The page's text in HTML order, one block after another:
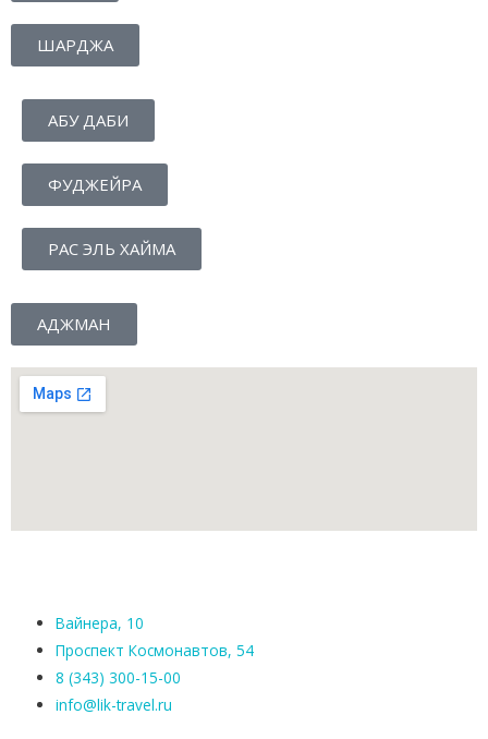
ШАРДЖА
АБУ ДАБИ
ФУДЖЕЙРА
РАС ЭЛЬ ХАЙМА
АДЖМАН
Вайнера, 10
Проспект Космонавтов, 54
8 (343) 300-15-00
info@lik-travel.ru